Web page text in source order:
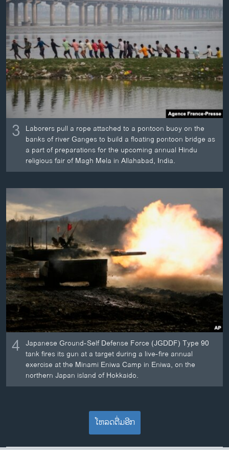
3 Laborers pull a rope attached to a pontoon buoy on the
banks of river Ganges to build a floating pontoon bridge as
a part of preparations for the upcoming annual Hindu
religious fair of Magh Mela in Allahabad, India.
4 Japanese Ground-Self Defense Force (JGDDF) Type 90
tank fires its gun at a target during a live-fire annual
exercise at the Minami Eniwa Camp in Eniwa, on the
northern Japan island of Hokkaido.
ໂຫລດຕື່ມອີກ